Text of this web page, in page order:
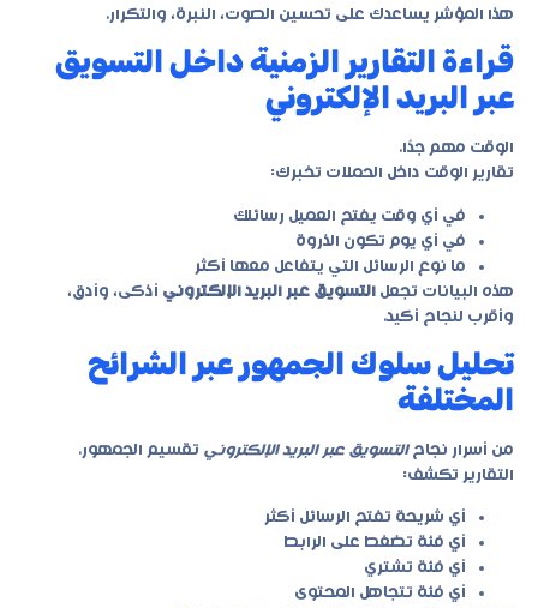
هذا المؤشر يساعدك على تحسين الصوت، النبرة، والتكرار.
قراءة التقارير الزمنية داخل التسويق
عبر البريد الإلكتروني
الوقت مهم جدًا.
تقارير الوقت داخل الحملات تخبرك:
في أي وقت يفتح العميل رسائلك
في أي يوم تكون الذروة
ما نوع الرسائل التي يتفاعل معها أكثر
هذه البيانات تجعل التسويق عبر البريد الإلكتروني أذكى، وأدق،
وأقرب لنجاح أكيد.
تحليل سلوك الجمهور عبر الشرائح
المختلفة
من أسرار نجاحالتسويق عبر البريد الإلكتروني تقسيم الجمهور.
التقارير تكشف:
أي شريحة تفتح الرسائل أكثر
أي فئة تضغط على الرابط
أي فئة تشتري
أي فئة تتجاهل المحتوى